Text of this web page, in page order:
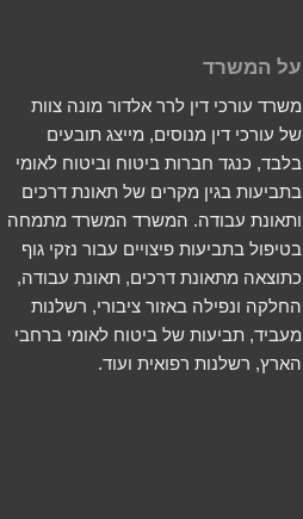
על המשרד
משרד עורכי דין לרר אלדור מונה צוות
של עורכי דין מנוסים, מייצג תובעים
בלבד, כנגד חברות ביטוח וביטוח לאומי
בתביעות בגין מקרים של תאונת דרכים
ותאונת עבודה. המשרד המשרד מתמחה
בטיפול בתביעות פיצויים עבור נזקי גוף
כתוצאה מתאונת דרכים, תאונת עבודה,
החלקה ונפילה באזור ציבורי, רשלנות
מעביד, תביעות של ביטוח לאומי ברחבי
הארץ, רשלנות רפואית ועוד.